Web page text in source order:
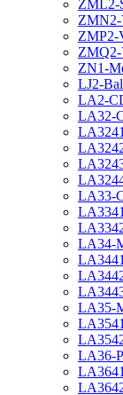
ZML2-
ZMN2-
ZMP2-
ZMQ2-
ZN1-
LJ2-
LA2-
LA32-
LA33-
LA34-
LA35-
LA36-